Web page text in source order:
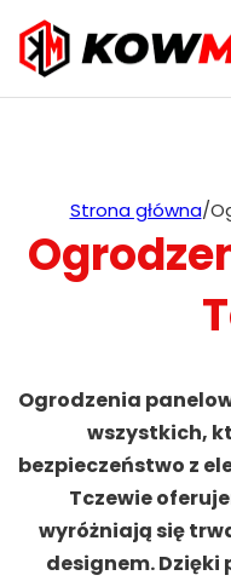
Strona główna/
Ogrodzenia
wszystkich,
bezpieczeństwo z
Tczewie
wyróżniają się
designem. Dzięki